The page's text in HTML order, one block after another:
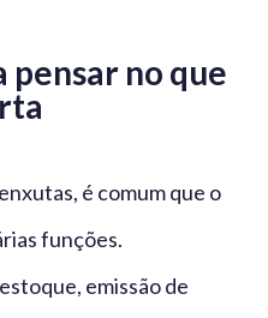
pensar no que
é comum que o
funções.
emissão de